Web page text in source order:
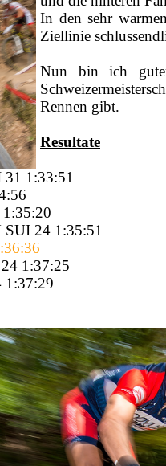
In den sehr
Ziellinie
Nun bin ich
Rennen gibt.
Resultate
1:33:51
24 1:35:51
1:37:25
1:37:29